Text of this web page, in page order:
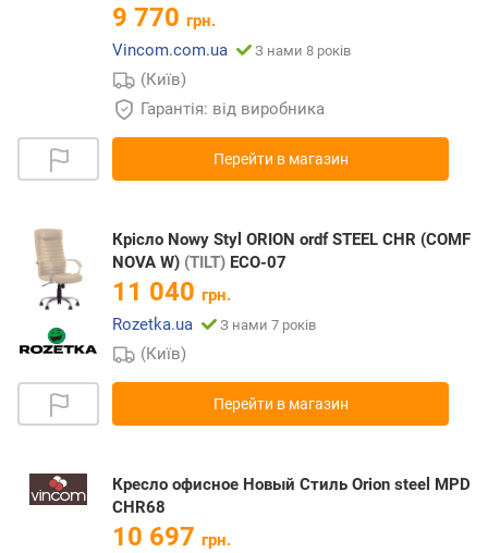
9 770 грн.
Vincom.com.ua
З нами 8 років
(Київ)
Гарантія: від виробника
Перейти в магазин
Крісло Nowy Styl ORION ordf STEEL CHR (COMF
NOVA W) (TILT) ECO-07
11 040 грн.
Rozetka.ua
З нами 7 років
(Київ)
Перейти в магазин
Кресло офисное Новый Стиль Orion steel MPD
CHR68
10 697 грн.